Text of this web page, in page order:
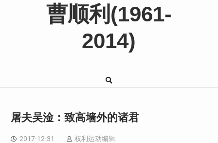
曹顺利(1961-
2014)
屠夫吴淦：致高墙外的诸君
2017-12-31 权利运动编辑